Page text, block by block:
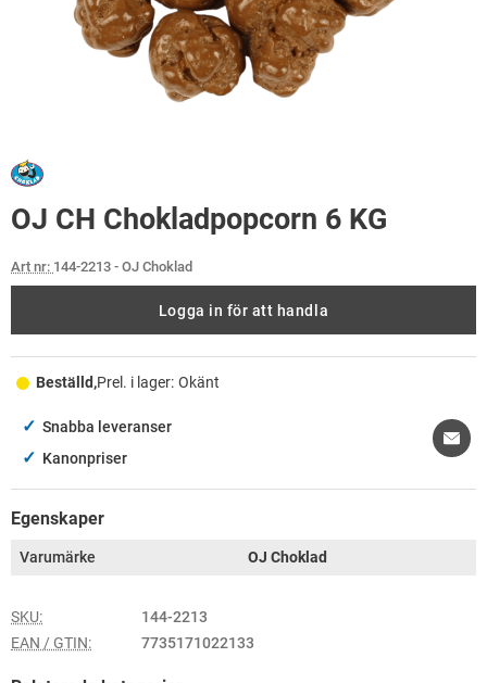
OJ CH Chokladpopcorn 6 KG
Art nr: 144-2213 - OJ Choklad
Logga in för att handla
Beställd,Prel. i lager: Okänt
✓ Snabba leveranser
✓ Kanonpriser
Egenskaper
Varumärke OJ Choklad
SKU:
144-2213
EAN / GTIN:
7735171022133